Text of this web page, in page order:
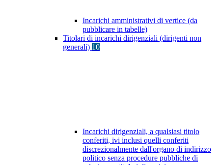
Incarichi amministrativi di vertice (da
pubblicare in tabelle)
Titolari di incarichi dirigenziali (dirigenti non
generali) 10
Incarichi dirigenziali, a qualsiasi titolo
conferiti, ivi inclusi quelli conferiti
discrezionalmente dall'organo di indirizzo
politico senza procedure pubbliche di